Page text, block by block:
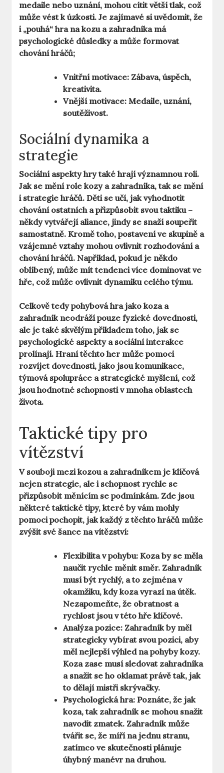
medaile nebo uznání, mohou cítit větší tlak, což
může vést k úzkosti. Je zajímavé si uvědomit, že
i „pouhá“ hra na kozu a zahradníka má
psychologické důsledky a může formovat
chování hráčů;
Vnitřní motivace: Zábava, úspěch,
kreativita.
Vnější motivace: Medaile, uznání,
soutěživost.
Sociální dynamika a
strategie
Sociální aspekty hry také hrají významnou roli.
Jak se mění role kozy a zahradníka, tak se mění
i strategie hráčů. Děti se učí, jak vyhodnotit
chování ostatních a přizpůsobit svou taktiku –
někdy vytvářejí aliance, jindy se snaží soupeřit
samostatně. Kromě toho, postavení ve skupině a
vzájemné vztahy mohou ovlivnit rozhodování a
chování hráčů. Například, pokud je někdo
oblíbený, může mít tendenci více dominovat ve
hře, což může ovlivnit dynamiku celého týmu.
Celkově tedy pohybová hra jako koza a
zahradník neodráží pouze fyzické dovednosti,
ale je také skvělým příkladem toho, jak se
psychologické aspekty a sociální interakce
prolínají. Hraní těchto her může pomoci
rozvíjet dovednosti, jako jsoukomunikace,
týmová spolupráce a strategické myšlení, což
jsou hodnotné schopnosti v mnoha oblastech
života.
Taktické tipy pro
vítězství
V souboji mezi kozou a zahradníkem je klíčová
nejen strategie, ale i schopnost rychle se
přizpůsobit měnícím se podmínkám. Zde jsou
některé taktické tipy, které by vám mohly
pomoci pochopit, jak každý z těchto hráčů může
zvýšit své šance na vítězství:
Flexibilita v pohybu: Koza by se měla
naučit rychle měnit směr. Zahradník
musí být rychlý, a to zejména v
okamžiku, kdy koza vyrazí na útěk.
Nezapomeňte, že obratnost a
rychlost jsou v této hře klíčové.
Analýza pozice: Zahradník by měl
strategicky vybírat svou pozici, aby
měl nejlepší výhled na pohyby kozy.
Koza zase musí sledovat zahradníka
a snažit se ho oklamat právě tak, jak
to dělají mistři skrývačky.
Psychologická hra: Poznáte, že jak
koza, tak zahradník se mohou snažit
navodit zmatek. Zahradník může
tvářit se, že míří na jednu stranu,
zatímco ve skutečnosti plánuje
úhybný manévr na druhou.